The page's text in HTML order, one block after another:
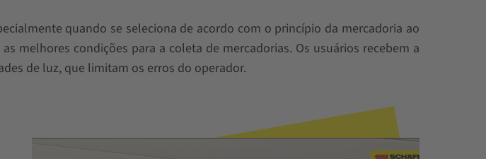
quando se seleciona de acordo com o princípio da mercadoria ao
melhores condições para a coleta de mercadorias. Os usuários recebem a
de luz, que limitam os erros do operador.